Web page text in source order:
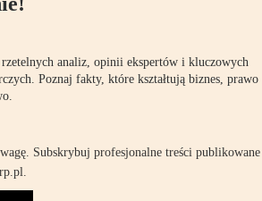
analiz, opinii ekspertów i kluczowych
Poznaj fakty, które kształtują biznes, prawo
Subskrybuj profesjonalne treści publikowane